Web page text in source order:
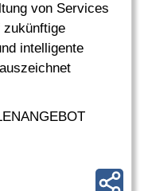
von Services
intelligente